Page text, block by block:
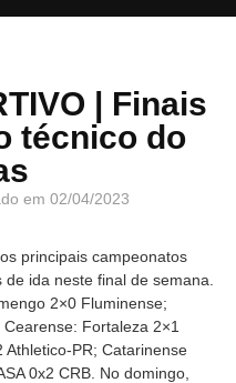
| Finais
técnico do
em 02/04/2023
principais campeonatos
ida neste final de semana.
2×0 Fluminense;
Fortaleza 2×1
PR; Catarinense
0x2 CRB. No domingo,